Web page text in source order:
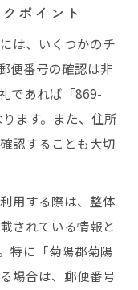
ポイント
は、いくつかのチ
便番号の確認は非
であれば「869-
ます。また、住所
認することも大切
用する際は、整体
されている情報と
特に「菊陽郡菊陽
場合は、郵便番号